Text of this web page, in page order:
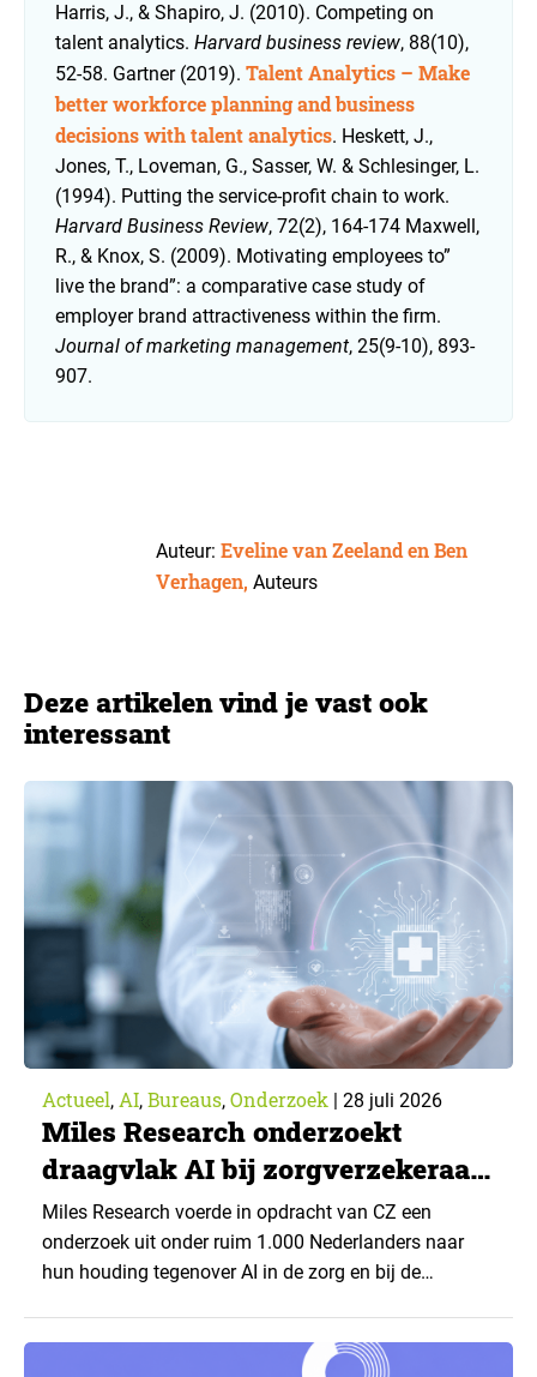
Harris, J., & Shapiro, J. (2010). Competing on
talent analytics. Harvard business review, 88(10),
52-58. Gartner (2019). Talent Analytics – Make
better workforce planning and business
decisions with talent analytics. Heskett, J.,
Jones, T., Loveman, G., Sasser, W. & Schlesinger, L.
(1994). Putting the service-profit chain to work.
Harvard Business Review, 72(2), 164-174 Maxwell,
R., & Knox, S. (2009). Motivating employees to”
live the brand”: a comparative case study of
employer brand attractiveness within the firm.
Journal of marketing management, 25(9-10), 893-
907.
Auteur:Eveline van Zeeland en Ben
Verhagen,Auteurs
Deze artikelen vind je vast ook
interessant
Actueel, AI, Bureaus, Onderzoek | 28 juli 2026
Miles Research onderzoekt
draagvlak AI bij zorgverzekeraar
CZ
Miles Research voerde in opdracht van CZ een
onderzoek uit onder ruim 1.000 Nederlanders naar
hun houding tegenover AI in de zorg en bij de
toepassingen, en waar trekken zij een grens? Dit